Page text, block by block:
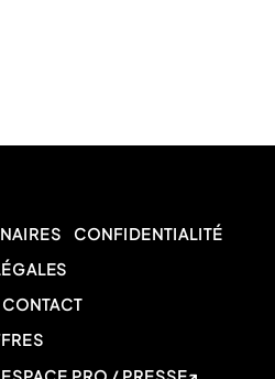
CONFIDENTIALITÉ